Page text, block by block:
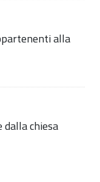
alla
chiesa